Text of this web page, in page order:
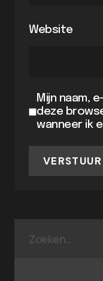
Website
Mijn naam,
deze
wanneer ik